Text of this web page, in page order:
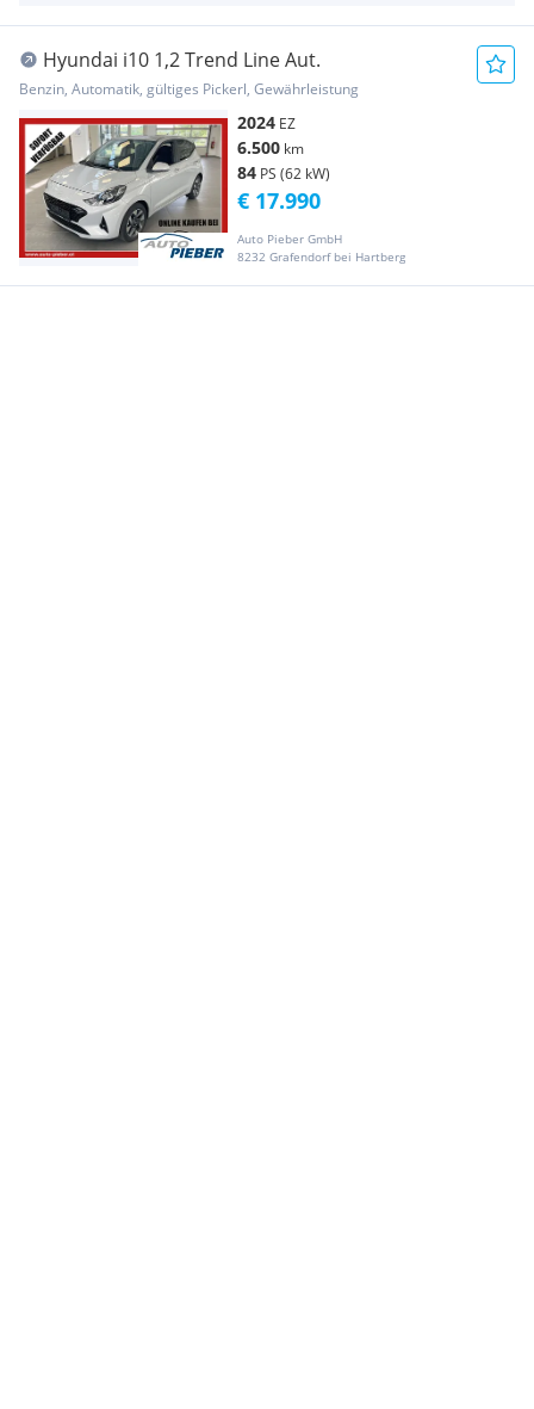
Hyundai i10 1,2 Trend Line Aut.
Benzin, Automatik, gültiges Pickerl, Gewährleistung
2024 EZ
6.500 km
84 PS (62 kW)
Auto Pieber GmbH
8232 Grafendorf bei Hartberg
€ 17.990